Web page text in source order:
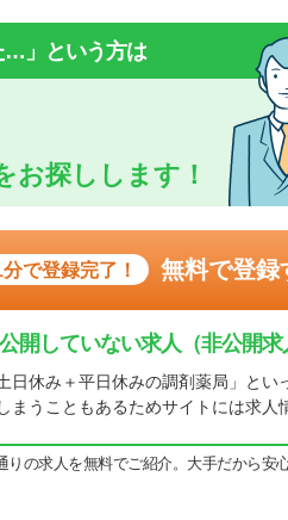
…」という方は
お探しします！
分で登録完了！ 無料で登録
開していない求人（非公開求
日休み＋平日休みの調剤薬局」とい
うこともあるためサイトには求人
の求人を無料でご紹介。大手だから安